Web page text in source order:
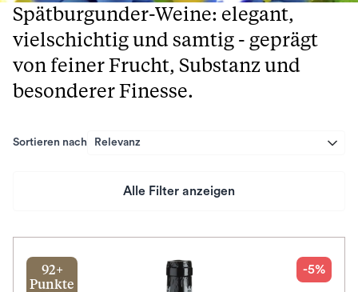
Spätburgunder-Weine: elegant,
vielschichtig und samtig - geprägt
von feiner Frucht, Substanz und
besonderer Finesse.
Sortieren nach Relevanz
Alle Filter anzeigen
Herkunftsland
92+
Punkte
-5%